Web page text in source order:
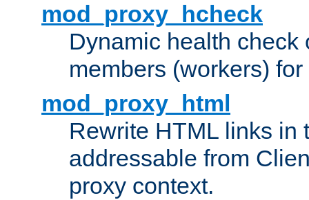
mod_proxy_hcheck
Dynamic health check
members (workers) for
mod_proxy_html
Rewrite HTML links in
addressable from
proxy context.